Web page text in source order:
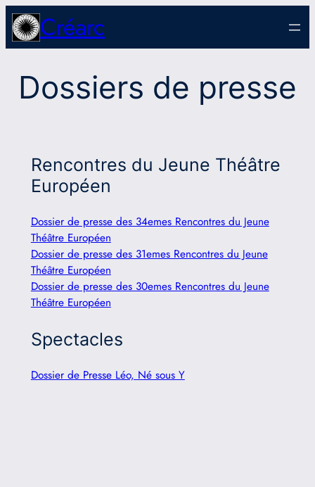
Aller
au
Créarc
Dossiers de presse
Rencontres du Jeune Théâtre
Européen
Dossier de presse des 34emes Rencontres du Jeune
Théâtre Européen
Dossier de presse des 31emes Rencontres du Jeune
Théâtre Européen
Dossier de presse des 30emes Rencontres du Jeune
Théâtre Européen
Spectacles
Dossier de Presse Léo, Né sous Y